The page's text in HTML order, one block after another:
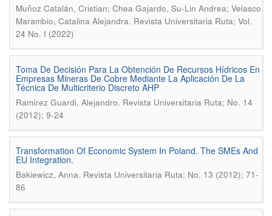
Muñoz Catalán, Cristian; Chea Gajardo, Su-Lin Andrea; Velasco
Marambio, Catalina Alejandra. Revista Universitaria Ruta; Vol.
24 No. I (2022)
Toma De Decisión Para La Obtención De Recursos Hídricos En
Empresas Mineras De Cobre Mediante La Aplicación De La
Técnica De Multicriterio Discreto AHP
Ramírez Guardi, Alejandro. Revista Universitaria Ruta; No. 14
(2012); 9-24
Transformation Of Economic System In Poland. The SMEs And
EU Integration.
Bakiewicz, Anna. Revista Universitaria Ruta; No. 13 (2012); 71-
86